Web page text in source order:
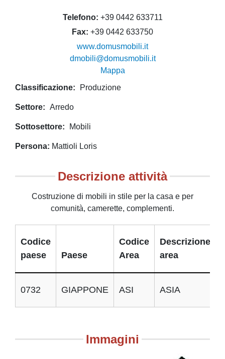
Telefono +39 0442 633711
Fax +39 0442 633750
www.domusmobili.it
dmobili@domusmobili.it
Mappa
Classificazione
Produzione
Settore Arredo
Sottosettore Mobili
Persona Mattioli Loris
Descrizione attività
Costruzione di mobili in stile per la casa e per
comunità, camerette, complementi.
Codice
paese
Paese
Codice
Area
Descrizione
area
0732 GIAPPONE ASI ASIA
Immagini